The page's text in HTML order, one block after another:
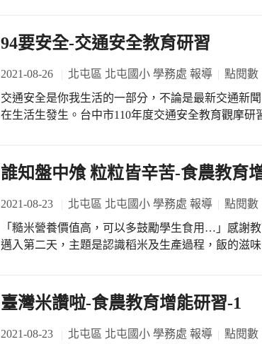
94要安全-交通安全教育研習
2021-08-26 北屯區 北屯國小 學務處 報導 點閱數
交通安全是你我生活的一部分，不論是最新交通新
在生活生發生。台中市110年度交通安全教育觀摩研
誰知盤中飧 粒粒皆辛苦-食農教育
2021-08-23 北屯區 北屯國小 學務處 報導 點閱數
「糙米營養價值高，可以多鼓勵學生食用…」感謝
邁入第二天，主題是認識稻米及生產過程，飯的滋
臺灣米讚啦-食農教育增能研習-1
2021-08-23 北屯區 北屯國小 學務處 報導 點閱數